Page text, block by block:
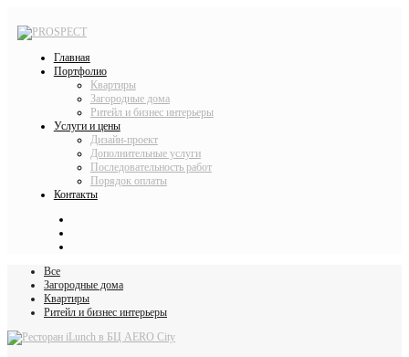
Главная
Портфолио
Квартиры
Загородные дома
Ритейл и бизнес интерьеры
Услуги и цены
Дизайн-проект
Дополнительные услуги
Последовательность работ
Порядок оплаты
Контакты
Все
Загородные дома
Квартиры
Ритейл и бизнес интерьеры